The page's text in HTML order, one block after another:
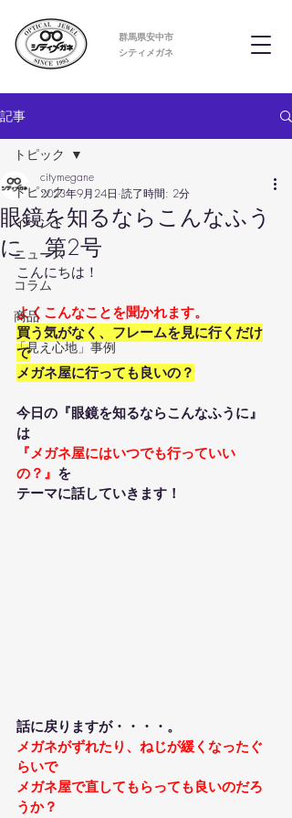
群馬県安中市
​シティメガネ
記事
トピック
イベント
ニュース
コラム
商品
「見え心地」事例
トピック
眼鏡を知るならこんなふう
に 第2号
citymegane
2023年9月24日 読了時間: 2分
こんにちは！
よくこんなことを聞かれます。
買う気がなく、フレームを見に行くだけ
で
メガネ屋に行っても良いの？
今日の『眼鏡を知るならこんなふうに』
は
『メガネ屋にはいつでも行っていい
の？』 を
テーマに話していきます！
話に戻りますが・・・・。
メガネがずれたり、ねじが緩くなったぐ
らいで
メガネ屋で直してもらっても良いのだろ
うか？